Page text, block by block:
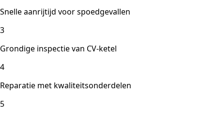
Snelle aanrijtijd voor spoedgevallen
3
Grondige inspectie van CV-ketel
4
Reparatie met kwaliteitsonderdelen
5